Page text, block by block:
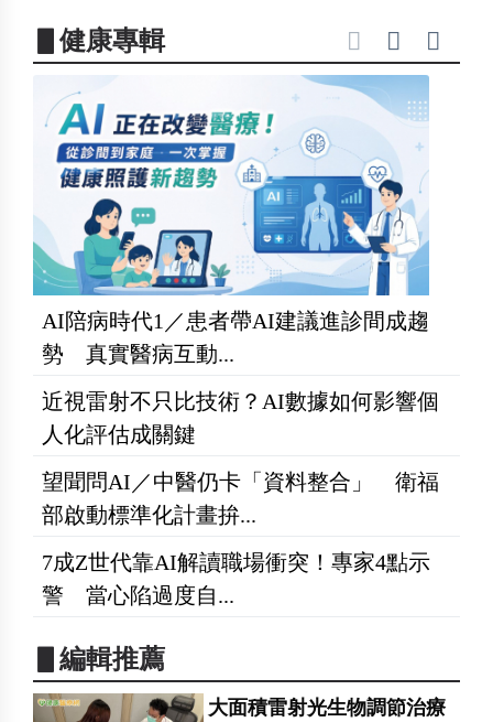
▋健康專輯
AI陪病時代1／患者帶AI建議進診間成趨
勢 真實醫病互動...
近視雷射不只比技術？AI數據如何影響個
人化評估成關鍵
望聞問AI／中醫仍卡「資料整合」 衛福
部啟動標準化計畫拚...
7成Z世代靠AI解讀職場衝突！專家4點示
警 當心陷過度自...
▋編輯推薦
大面積雷射光生物調節治療